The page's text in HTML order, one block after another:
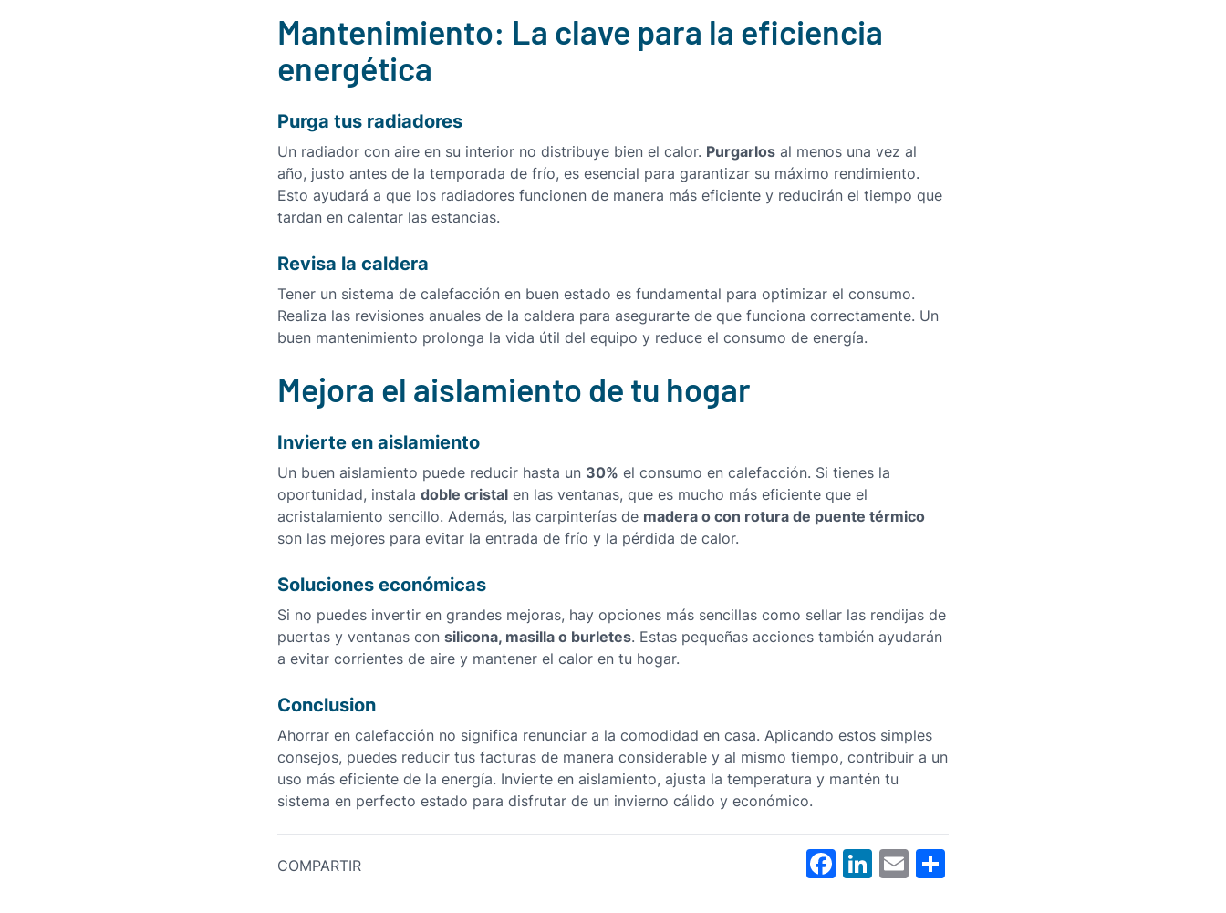
Mantenimiento: La clave para la eficiencia
energética
Purga tus radiadores
Un radiador con aire en su interior no distribuye bien el calor. Purgarlos al menos una vez al
año, justo antes de la temporada de frío, es esencial para garantizar su máximo rendimiento.
Esto ayudará a que los radiadores funcionen de manera más eficiente y reducirán el tiempo que
tardan en calentar las estancias.
Revisa la caldera
Tener un sistema de calefacción en buen estado es fundamental para optimizar el consumo.
Realiza las revisiones anuales de la caldera para asegurarte de que funciona correctamente. Un
buen mantenimiento prolonga la vida útil del equipo y reduce el consumo de energía.
Mejora el aislamiento de tu hogar
Invierte en aislamiento
Un buen aislamiento puede reducir hasta un 30% el consumo en calefacción. Si tienes la
oportunidad, instala doble cristal en las ventanas, que es mucho más eficiente que el
acristalamiento sencillo. Además, las carpinterías de madera o con rotura de puente térmico
son las mejores para evitar la entrada de frío y la pérdida de calor.
Soluciones económicas
Si no puedes invertir en grandes mejoras, hay opciones más sencillas como sellar las rendijas de
puertas y ventanas con silicona, masilla o burletes. Estas pequeñas acciones también ayudarán
a evitar corrientes de aire y mantener el calor en tu hogar.
Conclusion
Ahorrar en calefacción no significa renunciar a la comodidad en casa. Aplicando estos simples
consejos, puedes reducir tus facturas de manera considerable y al mismo tiempo, contribuir a un
uso más eficiente de la energía. Invierte en aislamiento, ajusta la temperatura y mantén tu
sistema en perfecto estado para disfrutar de un invierno cálido y económico.
COMPARTIR Facebook
LinkedIn
Email